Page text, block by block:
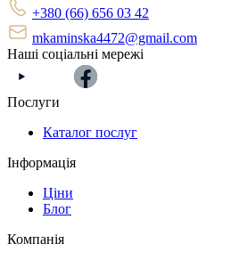
+380 (66) 656 03 42
mkaminska4472@gmail.com
Наші соціальні мережі
Послуги
Каталог послуг
Інформація
Ціни
Блог
Компанія